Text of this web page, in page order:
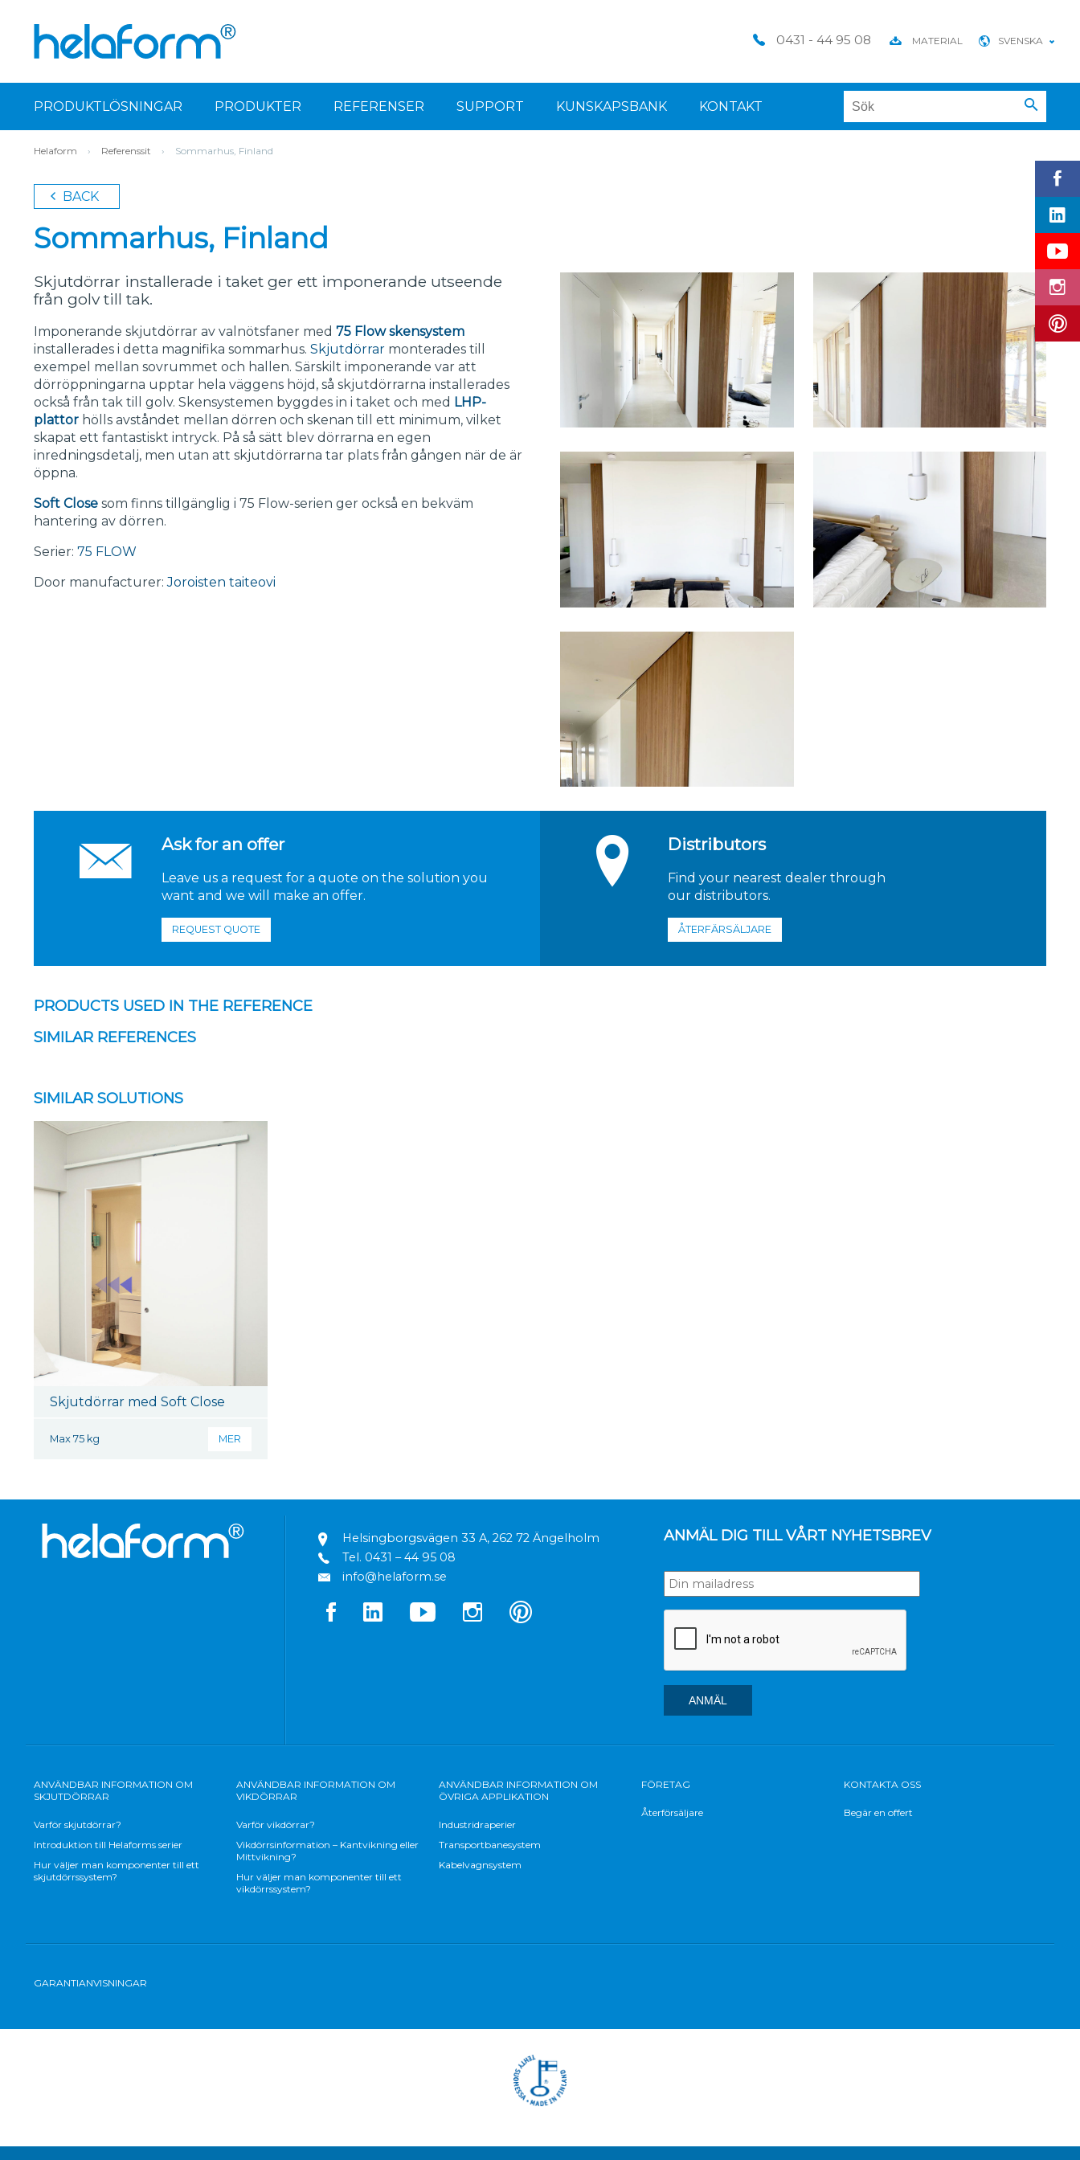
SVENSKA
0431 - 44 95 08 MATERIAL
PRODUKTLÖSNINGAR PRODUKTER REFERENSER SUPPORT KUNSKAPSBANK KONTAKT
Helaform › Referenssit › Sommarhus, Finland
BACK
Sommarhus, Finland
Skjutdörrar installerade i taket ger ett imponerande utseende
från golv till tak.
Imponerande skjutdörrar av valnötsfaner med 75 Flow skensystem
installerades i detta magnifika sommarhus. Skjutdörrar monterades till
exempel mellan sovrummet och hallen. Särskilt imponerande var att
dörröppningarna upptar hela väggens höjd, så skjutdörrarna installerades
också från tak till golv. Skensystemen byggdes in i taket och med LHP-
plattor hölls avståndet mellan dörren och skenan till ett minimum, vilket
skapat ett fantastiskt intryck. På så sätt blev dörrarna en egen
inredningsdetalj, men utan att skjutdörrarna tar plats från gången när de är
öppna.
Soft Close som finns tillgänglig i 75 Flow-serien ger också en bekväm
hantering av dörren.
Serier: 75 FLOW
Door manufacturer:Joroisten taiteovi
Ask for an offer
Leave us a request for a quote on the solution you
want and we will make an offer.
REQUEST QUOTE
Distributors
Find your nearest dealer through
our distributors.
ÅTERFÄRSÄLJARE
PRODUCTS USED IN THE REFERENCE
SIMILAR REFERENCES
SIMILAR SOLUTIONS
Skjutdörrar med Soft Close
Max 75 kg MER
Helsingborgsvägen 33 A, 262 72 Ängelholm
Tel. 0431 – 44 95 08
info@helaform.se
ANMÄL DIG TILL VÅRT NYHETSBREV
ANVÄNDBAR INFORMATION OM
SKJUTDÖRRAR
Varför skjutdörrar?
Introduktion till Helaforms serier
Hur väljer man komponenter till ett
skjutdörrssystem?
ANVÄNDBAR INFORMATION OM
VIKDÖRRAR
Varför vikdörrar?
Vikdörrsinformation – Kantvikning eller
Mittvikning?
Hur väljer man komponenter till ett
vikdörrssystem?
ANVÄNDBAR INFORMATION OM
ÖVRIGA APPLIKATION
Industridraperier
Transportbanesystem
Kabelvagnsystem
FÖRETAG
Återförsäljare
KONTAKTA OSS
Begär en offert
GARANTIANVISNINGAR